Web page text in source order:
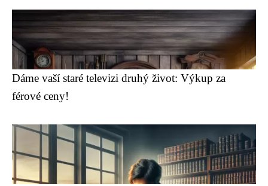
Dáme vaší staré televizi druhý život: Výkup za
férové ceny!